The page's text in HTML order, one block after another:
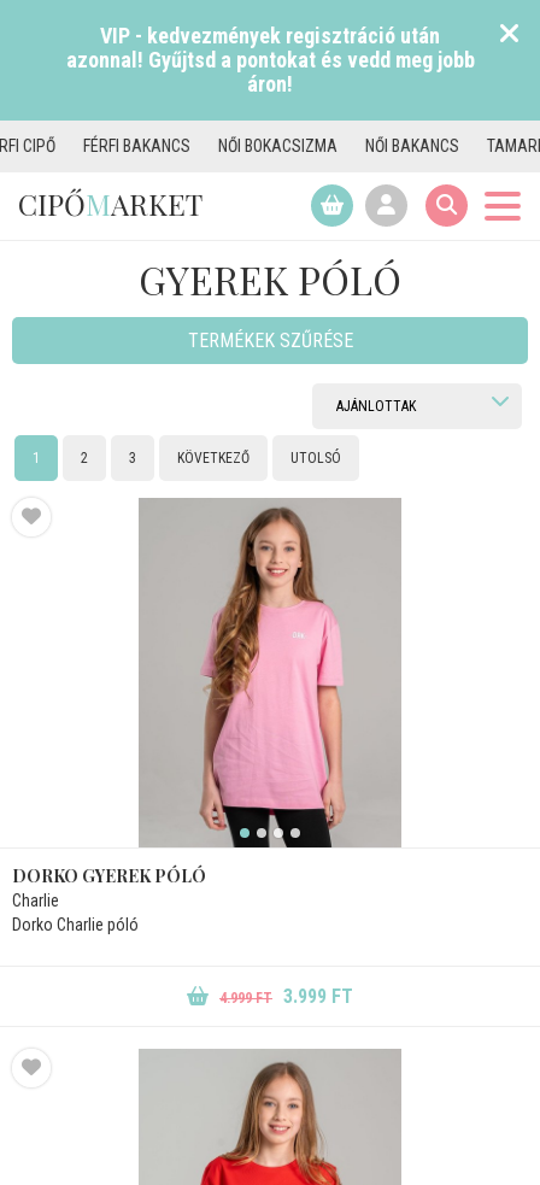
VIP - kedvezmények regisztráció után
azonnal! Gyűjtsd a pontokat és vedd meg jobb
áron!
NŐI BOKACSIZMA NŐI BAKANCS TAMARIS CSIZMA NŐI
CIPŐMARKET
GYEREK PÓLÓ
TERMÉKEK SZŰRÉSE
1 2 3 KÖVETKEZŐ UTOLSÓ
DORKO GYEREK PÓLÓ
Charlie
Dorko Charlie póló
4.999 FT 3.999 FT